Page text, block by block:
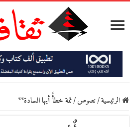
الرئيسية/نصوص/ثمة خطأٌ أيها السادة**